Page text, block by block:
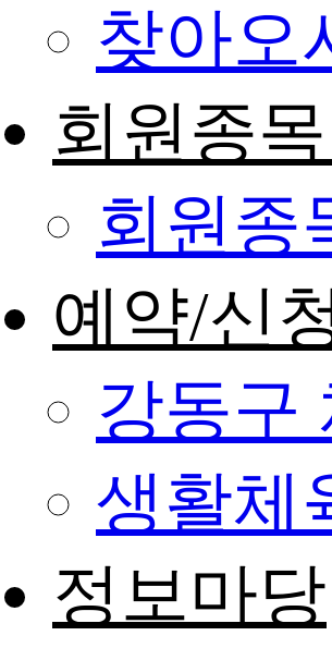
찾아오
회원종
회원종
예약/신
강동구
생활체
정보마당